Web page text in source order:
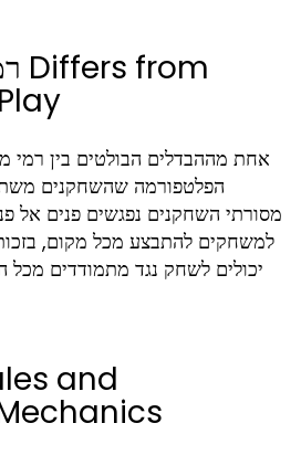
אחת מההבדלים הבולטים בין רמי
הפלטפורמה שהשחקנים
מסורתי השחקנים נפגשים פנים אל
למשחקים להתבצע מכל מקום,
יכולים לשחק נגד מתמודדים
and